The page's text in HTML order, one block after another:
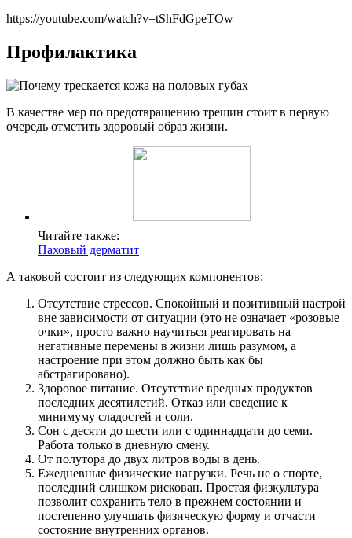
https://youtube.com/watch?v=tShFdGpeTOw
Профилактика
В качестве мер по предотвращению трещин стоит в первую
очередь отметить здоровый образ жизни.
Читайте также:
Паховый дерматит
А таковой состоит из следующих компонентов:
Отсутствие стрессов. Спокойный и позитивный настрой
вне зависимости от ситуации (это не означает «розовые
очки», просто важно научиться реагировать на
негативные перемены в жизни лишь разумом, а
настроение при этом должно быть как бы
абстрагировано).
Здоровое питание. Отсутствие вредных продуктов
последних десятилетий. Отказ или сведение к
минимуму сладостей и соли.
Сон с десяти до шести или с одиннадцати до семи.
Работа только в дневную смену.
От полутора до двух литров воды в день.
Ежедневные физические нагрузки. Речь не о спорте,
последний слишком рискован. Простая физкультура
позволит сохранить тело в прежнем состоянии и
постепенно улучшать физическую форму и отчасти
состояние внутренних органов.